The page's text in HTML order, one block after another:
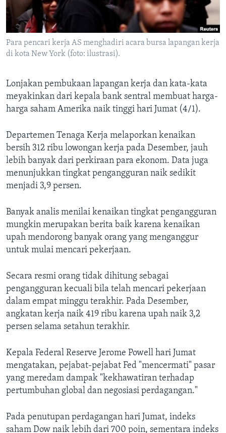
Para pencari kerja AS menghadiri acara bursa lapangan kerja
di kota New York (foto: ilustrasi).
Lonjakan pembukaan lapangan kerja dan kata-kata
meyakinkan dari kepala bank sentral membuat harga-
harga saham Amerika naik tinggi hari Jumat (4/1).
Departemen Tenaga Kerja melaporkan kenaikan
bersih 312 ribu lowongan kerja pada Desember, jauh
lebih banyak dari perkiraan para ekonom. Data juga
menunjukkan tingkat pengangguran naik sedikit
menjadi 3,9 persen.
Banyak analis menilai kenaikan tingkat pengangguran
mungkin merupakan berita baik karena kenaikan
upah mendorong banyak orang yang menganggur
untuk mulai mencari pekerjaan.
Secara resmi orang tidak dihitung sebagai
pengangguran kecuali bila telah mencari pekerjaan
dalam empat minggu terakhir. Pada Desember,
angkatan kerja naik 419 ribu karena upah naik 3,2
persen selama setahun terakhir.
Kepala Federal Reserve Jerome Powell hari Jumat
mengatakan, pejabat-pejabat Fed "mencermati" pasar
yang meredam dampak "kekhawatiran terhadap
pertumbuhan global dan negosiasi perdagangan."
Pada penutupan perdagangan hari Jumat, indeks
saham Dow naik lebih dari 700 poin, sementara indeks